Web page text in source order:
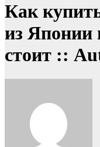
Как
из Японии
стоит ::